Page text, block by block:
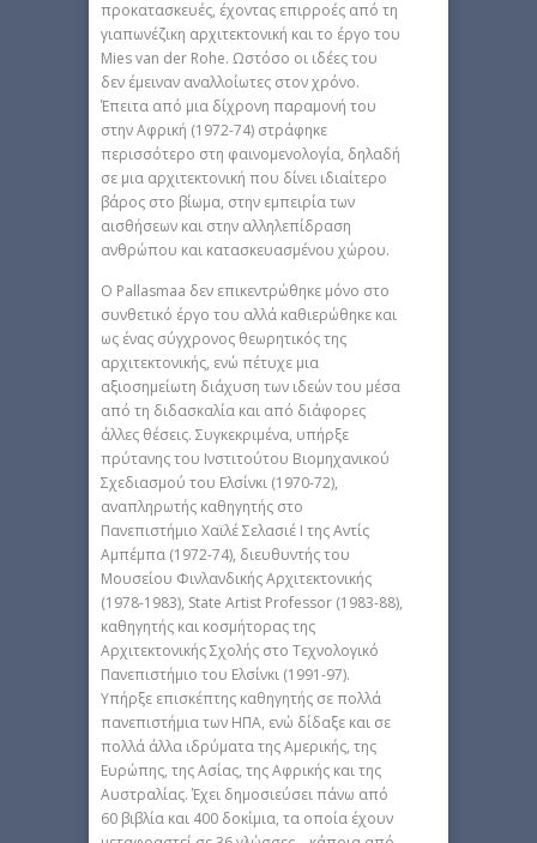
προκατασκευές, έχοντας επιρροές από τη
γιαπωνέζικη αρχιτεκτονική και το έργο του
Mies van der Rohe. Ωστόσο οι ιδέες του
δεν έμειναν αναλλοίωτες στον χρόνο.
Έπειτα από μια δίχρονη παραμονή του
στην Αφρική (1972-74) στράφηκε
περισσότερο στη φαινομενολογία, δηλαδή
σε μια αρχιτεκτονική που δίνει ιδιαίτερο
βάρος στο βίωμα, στην εμπειρία των
αισθήσεων και στην αλληλεπίδραση
ανθρώπου και κατασκευασμένου χώρου.
Ο Pallasmaa δεν επικεντρώθηκε μόνο στο
συνθετικό έργο του αλλά καθιερώθηκε και
ως ένας σύγχρονος θεωρητικός της
αρχιτεκτονικής, ενώ πέτυχε μια
αξιοσημείωτη διάχυση των ιδεών του μέσα
από τη διδασκαλία και από διάφορες
άλλες θέσεις. Συγκεκριμένα, υπήρξε
πρύτανης του Ινστιτούτου Βιομηχανικού
Σχεδιασμού του Ελσίνκι (1970-72),
αναπληρωτής καθηγητής στο
Πανεπιστήμιο Χαϊλέ Σελασιέ Ι της Αντίς
Αμπέμπα (1972-74), διευθυντής του
Μουσείου Φινλανδικής Αρχιτεκτονικής
(1978-1983), State Artist Professor (1983-88),
καθηγητής και κοσμήτορας της
Αρχιτεκτονικής Σχολής στο Τεχνολογικό
Πανεπιστήμιο του Ελσίνκι (1991-97).
Υπήρξε επισκέπτης καθηγητής σε πολλά
πανεπιστήμια των ΗΠΑ, ενώ δίδαξε και σε
πολλά άλλα ιδρύματα της Αμερικής, της
Ευρώπης, της Ασίας, της Αφρικής και της
Αυστραλίας. Έχει δημοσιεύσει πάνω από
60 βιβλία και 400 δοκίμια, τα οποία έχουν